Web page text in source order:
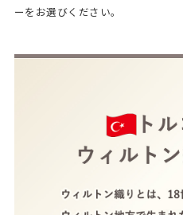
ーをお選びください。